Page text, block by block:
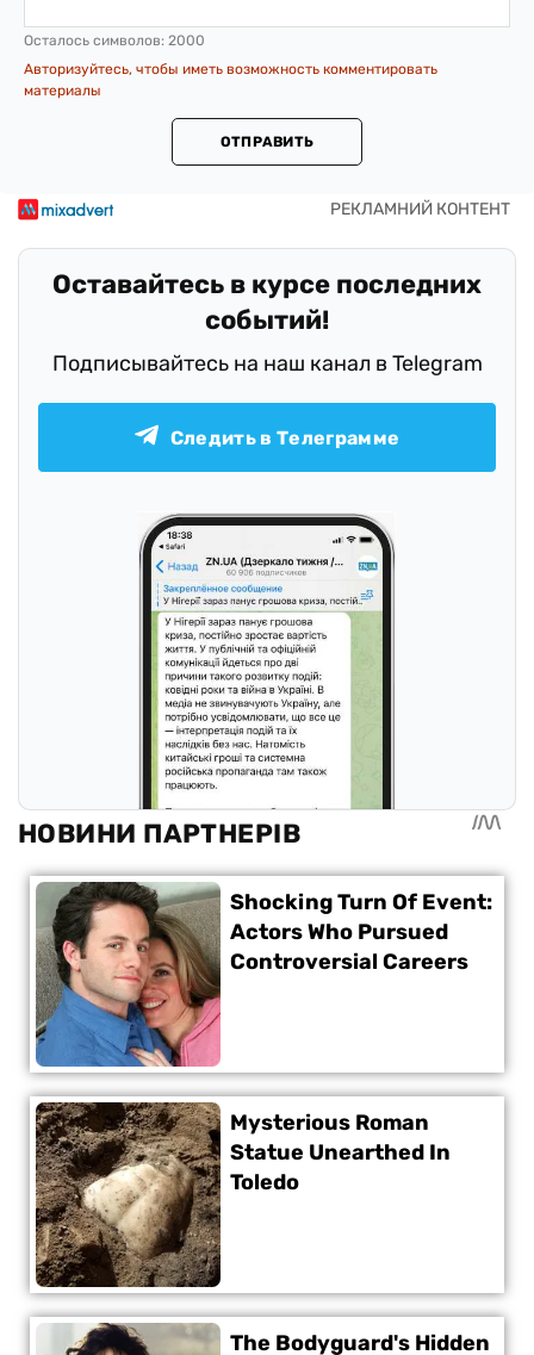
Осталось символов: 2000
Авторизуйтесь, чтобы иметь возможность комментировать
материалы
ОТПРАВИТЬ
Оставайтесь в курсе последних
событий!
Подписывайтесь на наш канал в Telegram
Следить в Телеграмме